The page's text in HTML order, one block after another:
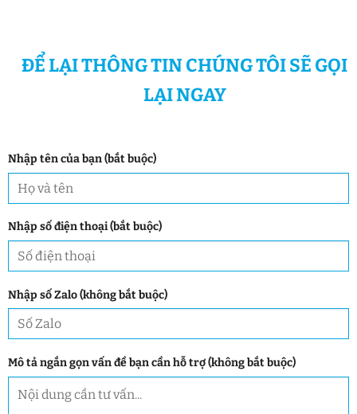
ĐỂ LẠI THÔNG TIN CHÚNG TÔI SẼ GỌI
LẠI NGAY
Nhập tên của bạn (bắt buộc)
Nhập số điện thoại (bắt buộc)
Nhập số Zalo (không bắt buộc)
Mô tả ngắn gọn vấn đề bạn cần hỗ trợ (không bắt buộc)